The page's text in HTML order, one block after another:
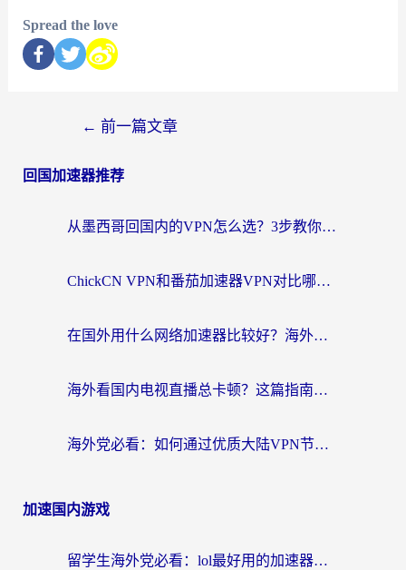
Spread the love
← 前一篇文章
回国加速器推荐
从墨西哥回国内的VPN怎么选？3步教你无缝刷剧、玩国服游戏
ChickCN VPN和番茄加速器VPN对比哪个回国效果更好？海外党亲测后的真实答案
在国外用什么网络加速器比较好？海外党亲测：从痛点到解决方案的全攻略
海外看国内电视直播总卡顿？这篇指南教你选对回国加速器，无缝追剧不发愁
海外党必看：如何通过优质大陆VPN节点无缝访问国内资源？
加速国内游戏
留学生海外党必看：lol最好用的加速器怎么选？附一梦江湖、神鬼传奇加速攻略